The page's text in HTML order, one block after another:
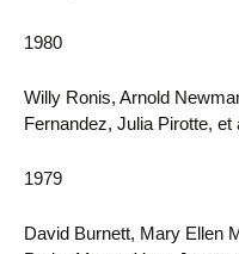
1980
Willy Ronis, Arnold
Fernandez, Julia Pirotte, et
1979
David Burnett, Mary Ellen